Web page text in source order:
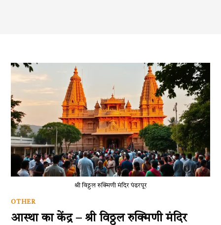
श्री विठ्ठल रुक्मिणी मंदिर पंढरपूर
OTHER
आस्था का केंद्र – श्री विठ्ठल रुक्मिणी मंदिर